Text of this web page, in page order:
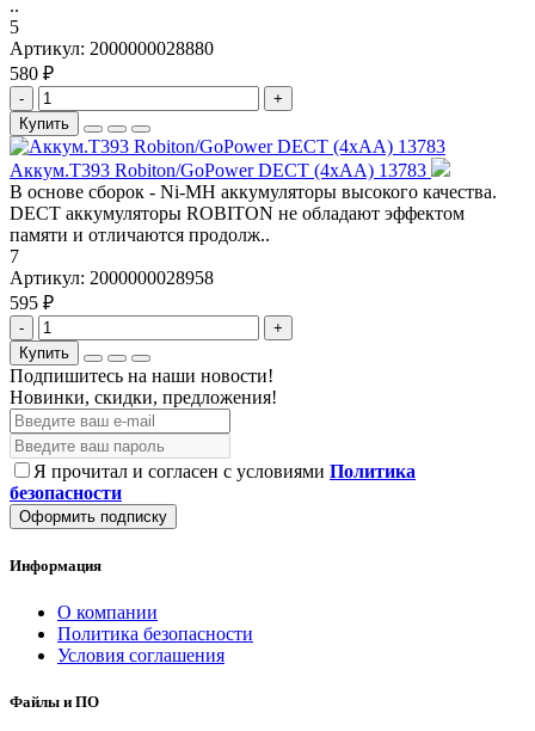
..
5
Артикул: 2000000028880
580 ₽
-
+
Купить
Аккум.T393 Robiton/GoPower DECT (4хAA) 13783
В основе сборок - Ni-MH аккумуляторы высокого качества.
DECT аккумуляторы ROBITON не обладают эффектом
памяти и отличаются продолж..
7
Артикул: 2000000028958
595 ₽
-
+
Купить
Подпишитесь на наши новости!
Новинки, скидки, предложения!
Я прочитал и согласен с условиями Политика
безопасности
Оформить подписку
Информация
О компании
Политика безопасности
Условия соглашения
Файлы и ПО